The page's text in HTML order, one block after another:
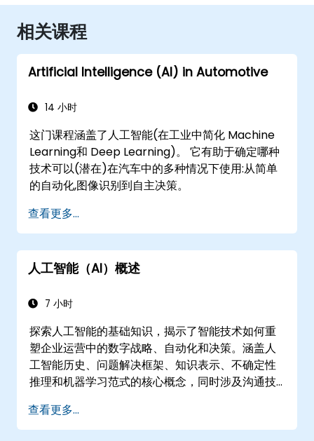
相关课程
Artificial Intelligence (AI) in Automotive
14 小时
这门课程涵盖了人工智能(在工业中简化 Machine
Learning和 Deep Learning)。 它有助于确定哪种
技术可以(潜在)在汽车中的多种情况下使用:从简单
的自动化,图像识别到自主决策。
查看更多...
人工智能（AI）概述
7 小时
探索人工智能的基础知识，揭示了智能技术如何重
塑企业运营中的数字战略、自动化和决策。涵盖人
工智能历史、问题解决框架、知识表示、不确定性
推理和机器学习范式的核心概念，同时涉及沟通技
智能驱动的转型机会，评估新兴技术趋势，并整合
实用的智能解决方案，以加速业务敏捷性。
查看更多...